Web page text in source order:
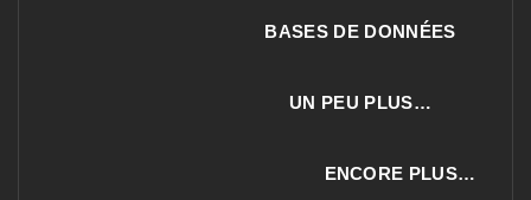
BASES DE DONNÉES
UN PEU PLUS…
ENCORE PLUS…